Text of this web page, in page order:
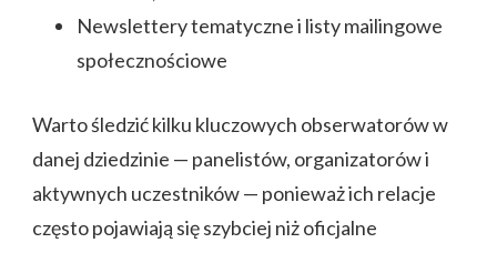
Newslettery tematyczne i listy mailingowe
społecznościowe
Warto śledzić kilku kluczowych obserwatorów w
danej dziedzinie — panelistów, organizatorów i
aktywnych uczestników — ponieważ ich relacje
często pojawiają się szybciej niż oficjalne